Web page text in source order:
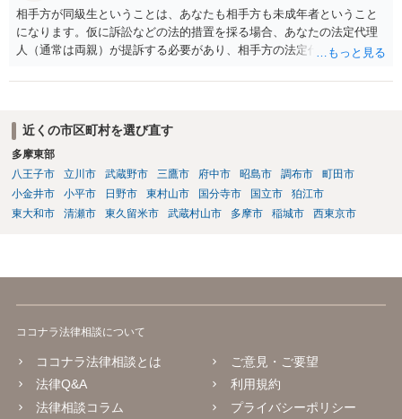
相手方が同級生ということは、あなたも相手方も未成年者ということ
になります。仮に訴訟などの法的措置を採る場合、あなたの法定代理
人（通常は両親）が提訴する必要があり、相手方の法定代理人（通常
話し合いで解決した方がよい問題だと思います。
近くの市区町村を選び直す
多摩東部
八王子市
立川市 武蔵野市 三鷹市 府中市 昭島市 調布市
町田市
小金井市
小平市 日野市 東村山市 国分寺市 国立市
狛江市
東大和市
清瀬市 東久留米市 武蔵村山市 多摩市 稲城市 西東京市
ココナラ法律相談について
ココナラ法律相談とは
法律Q&A
法律相談コラム
ご意見・ご要望
利用規約
プライバシーポリシー